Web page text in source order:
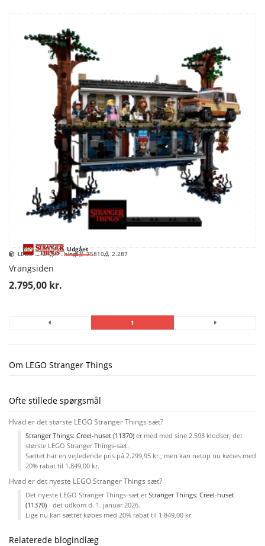
Udgået
LEGO Stranger Things 75810 2.287
Vrangsiden
2.795,00 kr.
1
Om LEGO Stranger Things
Ofte stillede spørgsmål
Hvad er det største LEGO Stranger Things sæt?
Stranger Things: Creel-huset (11370) er med med sine 2.593 klodser, det
største LEGO Stranger Things-sæt.
Sættet har en vejledende pris på 2.299,95 kr., men kan netop nu købes med
20% rabat til 1.849,00 kr.
Hvad er det nyeste LEGO Stranger Things sæt?
Det nyeste LEGO Stranger Things-sæt erStranger Things: Creel-huset
(11370) - det udkom d. 1. januar 2026.
Lige nu kan sættet købes med 20% rabat til 1.849,00 kr.
Relaterede blogindlæg